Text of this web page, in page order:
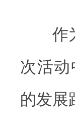
作为
次活
的发展